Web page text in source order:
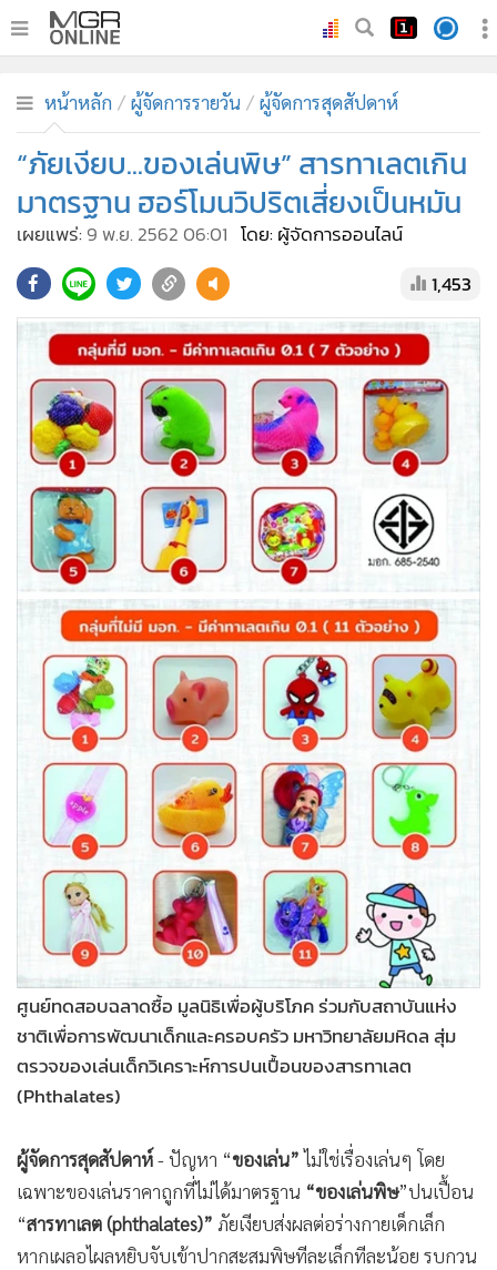
ทันเหตุการณ์
• ภาคใต้
Online Section
• ผู้จัดการรายวัน
• คอลัมนิสต์
ละคร
CbizReview
Cyber BIZ
ผู้จัดกวน
Good health & Well-being
Green Innovation & SD
Management & HR
• MGR Live
Infographic
การเมือง
ท่องเที่ยว
กีฬา
ต่างประเทศ
Special Scoop
เศรษฐกิจ-ธุรกิจ
จีน
ชุมชน-คุณภาพชีวิต
อาชญากรรม
•
Motoring
• เกม
• วิทยาศาสตร์
• อินโดจีน
• กองทุนรวม
• Celeb Online
• Factcheck
หน้าหลัก ผู้จัดการรายวัน ผู้จัดการสุดสัปดาห์
“ภัยเงียบ...ของเล่นพิษ” สารทาเลตเกิน
มาตรฐาน ฮอร์โมนวิปริตเสี่ยงเป็นหมัน
เผยแพร่: 9 พ.ย. 2562 06:01 โดย: ผู้จัดการออนไลน์
1,453
ศูนย์ทดสอบฉลาดซื้อ มูลนิธิเพื่อผู้บริโภค ร่วมกับสถาบันแห่ง
ชาติเพื่อการพัฒนาเด็กและครอบครัว มหาวิทยาลัยมหิดล สุ่ม
ตรวจของเล่นเด็กวิเคราะห์การปนเปื้อนของสารทาเลต
(Phthalates)
ผู้จัดการสุดสัปดาห์- ปัญหา “ของเล่น”ไม่ใช่เรื่องเล่นๆ โดย
เฉพาะของเล่นราคาถูกที่ไม่ได้มาตรฐาน “ของเล่นพิษ”ปนเปื้อน
“สารทาเลต (phthalates)” ภัยเงียบส่งผลต่อร่างกายเด็กเล็ก
หากเผลอไผลหยิบจับเข้าปากสะสมพิษทีละเล็กทีละน้อย รบกวน